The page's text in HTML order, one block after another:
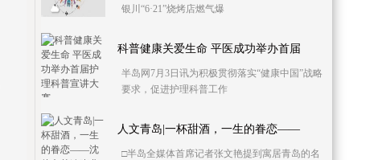
银川“6·21”烧烤店燃气爆
科普健康关爱生命 平医成功举办首届
半岛网7月3日讯为积极贯彻落实“健康中国”战略
要求，促进护理科普工作
人文青岛|一杯甜酒，一生的眷恋——
□半岛全媒体首席记者张文艳提到寓居青岛的名